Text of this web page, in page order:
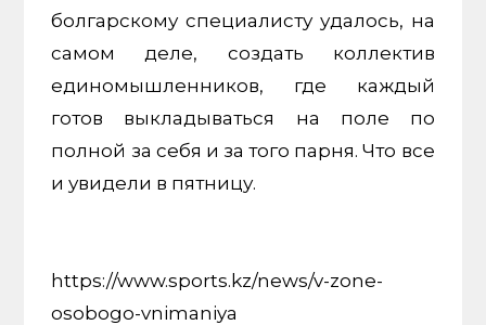
болгарскому специалисту удалось, на
самом деле, создать коллектив
единомышленников, где каждый
готов выкладываться на поле по
полной за себя и за того парня. Что все
и увидели в пятницу.
https://www.sports.kz/news/v-zone-
osobogo-vnimaniya